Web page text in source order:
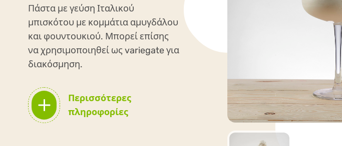
Πάστα με γεύση Ιταλικού
μπισκότου με κομμάτια αμυγδάλου
και φουντουκιού. Μπορεί επίσης
να χρησιμοποιηθεί ως variegate για
διακόσμηση.
Περισσότερες
πληροφορίες